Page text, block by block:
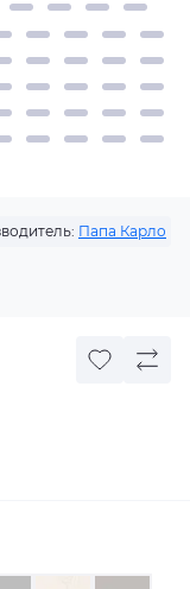
Папа Карло